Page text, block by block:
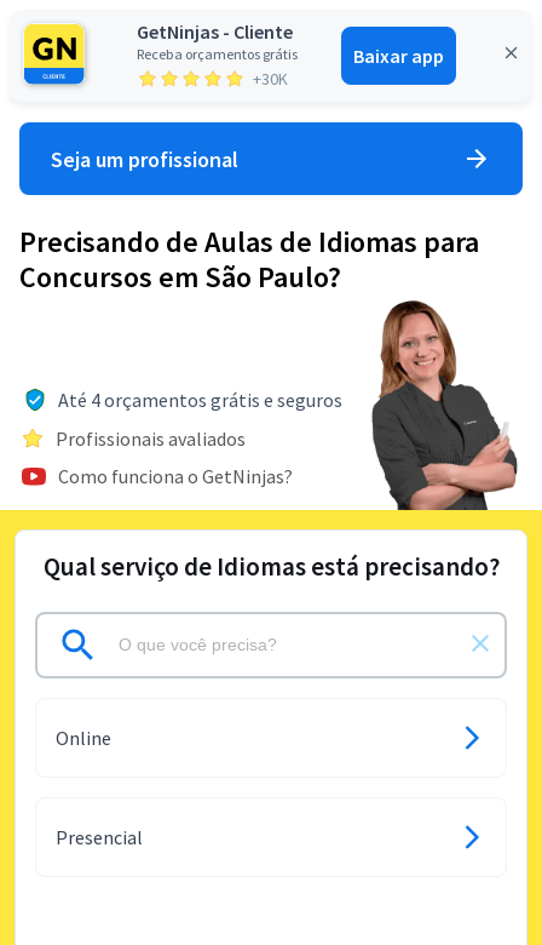
GetNinjas - Cliente
Receba orçamentos grátis
+30K
Baixar app
Entrar
Seja um profissional
Precisando de Aulas de Idiomas para
Concursos em São Paulo?
Até 4 orçamentos grátis e seguros
Profissionais avaliados
Como funciona o GetNinjas?
Qual serviço de Idiomas está precisando?
Online
Presencial